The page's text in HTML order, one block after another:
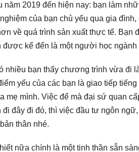
năm 2019 đến hiện nay: bạn làm
của bạn chủ yếu qua gia
về quá trình sản xuất thực tế. Bạn
được kể đến là một người học ngành
nhiều bạn thấy chương trình vừa đi
yếu của các bạn là giao tiếp
mẹ mình. Việc để mà đại sứ quan
đi đây đi đó, thì việc đầu tư ngôn
thân nhé.
nữa chính là một tinh thần sẵn